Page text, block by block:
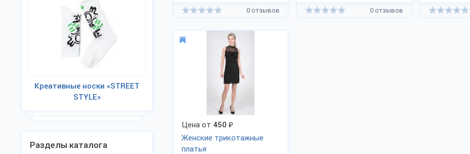
0 отзывов 0 отзывов
Цена от 450 ₽
Женские трикотажные
платья
Креативные носки «STREET
STYLE»
Разделы каталога